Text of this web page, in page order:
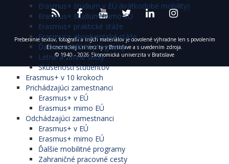
Erasmus+ štúdium v EÚ (krátkodobé mobility)
Erasmus+ štúdium mimo EÚ
Erasmus+ praktické stáže
Erasmus+ absolventské stáže
Ďalšie mobilitné programy
Letné a zimné školy
Skúsenosti študentov
Erasmus+ v 10 krokoch
Prichádzajúci zamestnanci
Erasmus+ v EÚ
Erasmus+ mimo EÚ
Odchádzajúci zamestnanci
Erasmus+ v EÚ
Erasmus+ mimo EÚ
Ďalšie mobilitné programy
Zahraničné pracovné cesty
Preberanie textov, fotografií a iných materiálov je dovolené výhradne len s povolením
Ekonomickej univerzity v Bratislave a s uvedením zdroja.
© 1940 - 2026 Ekonomická univerzita v Bratislave